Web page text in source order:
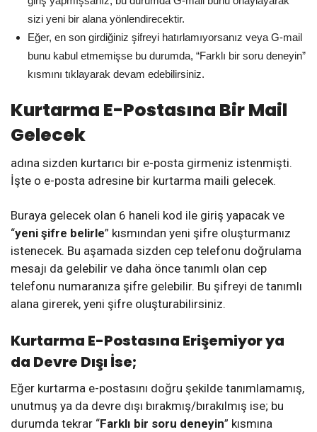
sizi yeni bir alana yönlendirecektir.
Eğer, en son girdiğiniz şifreyi hatırlamıyorsanız veya G-mail
bunu kabul etmemişse bu durumda, “Farklı bir soru deneyin”
kısmını tıklayarak devam edebilirsiniz.
Kurtarma E-Postasına Bir Mail
Gelecek
adına sizden kurtarıcı bir e-posta girmeniz istenmişti.
İşte o e-posta adresine bir kurtarma maili gelecek.
Buraya gelecek olan 6 haneli kod ile giriş yapacak ve
“yeni şifre belirle” kısmından yeni şifre oluşturmanız
istenecek. Bu aşamada sizden cep telefonu doğrulama
mesajı da gelebilir ve daha önce tanımlı olan cep
telefonu numaranıza şifre gelebilir. Bu şifreyi de tanımlı
alana girerek, yeni şifre oluşturabilirsiniz.
Kurtarma E-Postasına Erişemiyor ya
da Devre Dışı İse;
Eğer kurtarma e-postasını doğru şekilde tanımlamamış,
unutmuş ya da devre dışı bırakmış/bırakılmış ise; bu
durumda tekrar “Farklı bir soru deneyin” kısmına